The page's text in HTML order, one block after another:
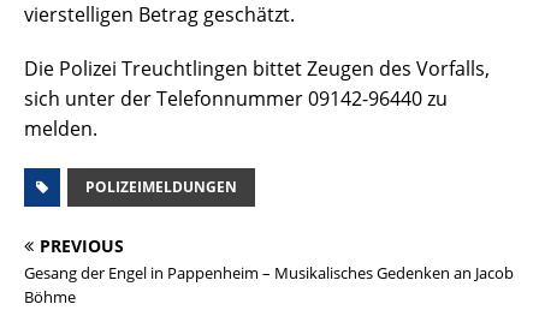
vierstelligen Betrag geschätzt.
Die Polizei Treuchtlingen bittet Zeugen des Vorfalls,
sich unter der Telefonnummer 09142-96440 zu
melden.
POLIZEIMELDUNGEN
PREVIOUS
Gesang der Engel in Pappenheim – Musikalisches Gedenken an Jacob
Böhme